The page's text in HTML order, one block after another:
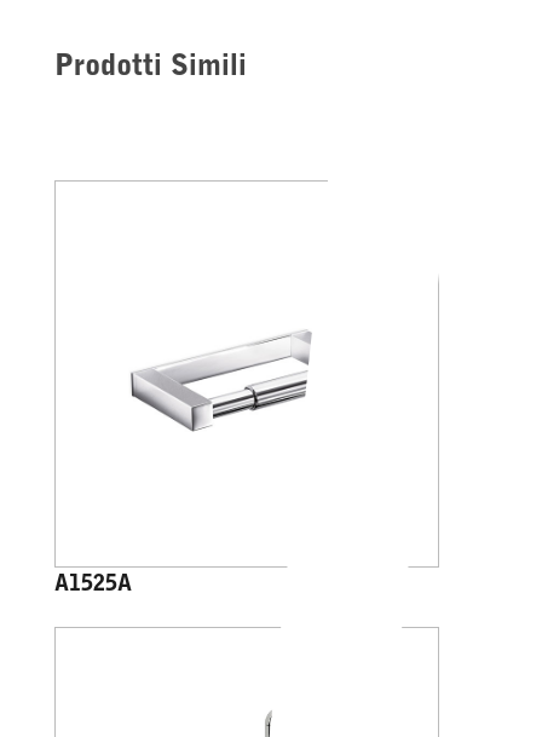
Prodotti Simili
A1525A